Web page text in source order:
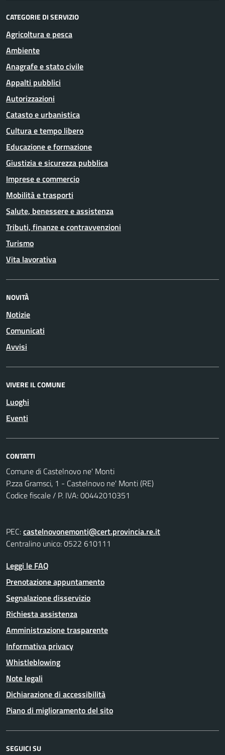
CATEGORIE DI SERVIZIO
Agricoltura e pesca
Ambiente
Anagrafe e stato civile
Appalti pubblici
Autorizzazioni
Catasto e urbanistica
Cultura e tempo libero
Educazione e formazione
Giustizia e sicurezza pubblica
Imprese e commercio
Mobilità e trasporti
Salute, benessere e assistenza
Tributi, finanze e contravvenzioni
Turismo
Vita lavorativa
NOVITÀ
Notizie
Comunicati
Avvisi
VIVERE IL COMUNE
Luoghi
Eventi
CONTATTI
Comune di Castelnovo ne' Monti
P.zza Gramsci, 1 - Castelnovo ne' Monti (RE)
Codice fiscale / P. IVA: 00442010351
PEC:castelnovonemonti@cert.provincia.re.it
Centralino unico: 0522 610111
Leggi le FAQ
Prenotazione appuntamento
Segnalazione disservizio
Richiesta assistenza
Amministrazione trasparente
Informativa privacy
Whistleblowing
Note legali
Dichiarazione di accessibilità
Piano di miglioramento del sito
SEGUICI SU